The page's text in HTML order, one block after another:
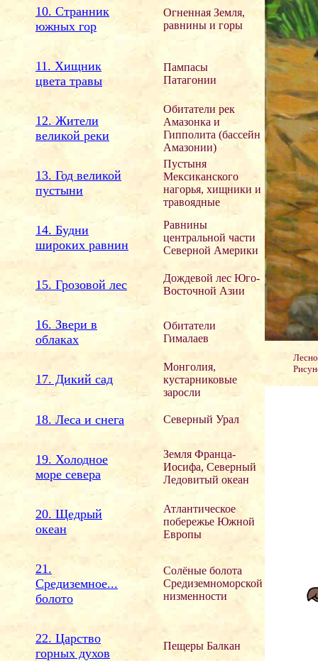
10. Странник
южных гор
Огненная Земля,
равнины и горы
11. Хищник
цвета травы
Пампасы
Патагонии
12. Жители
великой реки
Обитатели рек
Амазонка и
Гипполита (бассейн
Амазонии)
13. Год великой
пустыни
Пустыня
Мексиканского
нагорья, хищники и
травоядные
14. Будни
широких равнин
Равнины
центральной части
Северной Америки
15. Грозовой лес
Дождевой лес Юго-
Восточной Азии
16. Звери в
облаках
Обитатели
Гималаев
17. Дикий сад
Монголия,
кустарниковые
заросли
18. Леса и снега Северный Урал
19. Холодное
море севера
Земля Франца-
Иосифа, Северный
Ледовитый океан
20. Щедрый
океан
Атлантическое
побережье Южной
Европы
21.
Средиземное...
болото
Солёные болота
Средиземноморской
низменности
22. Царство
горных духов
Пещеры Балкан